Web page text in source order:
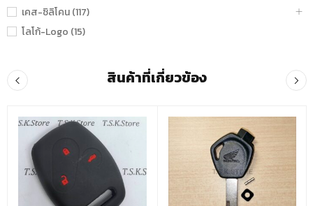
เคส-ซิลิโคน (117)
โลโก้-Logo (15)
สินค้าที่เกี่ยวข้อง